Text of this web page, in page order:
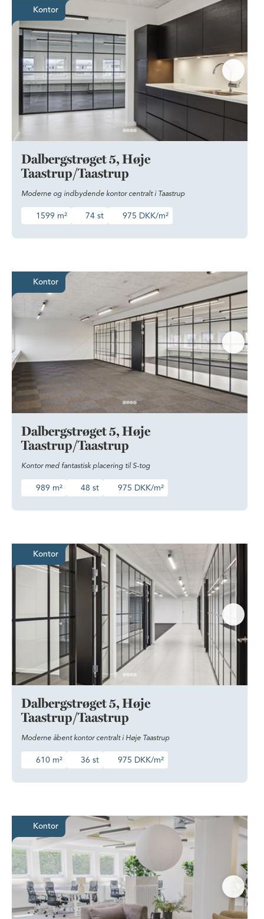
Moderne og indbydende kontor
Kontor
Dalbergstrøget 5, Høje
Taastrup/Taastrup
Moderne og indbydende kontor centralt i Taastrup
1599 m² 74 st 975 DKK/m²
Kontor med fantastisk placering
Kontor
Dalbergstrøget 5, Høje
Taastrup/Taastrup
Kontor med fantastisk placering til S-tog
989 m² 48 st 975 DKK/m²
Moderne åbent kontor centralt i
Kontor
Dalbergstrøget 5, Høje
Taastrup/Taastrup
Moderne åbent kontor centralt i Høje Taastrup
610 m² 36 st 975 DKK/m²
Nyrenoveret multibrugerhus med
Kontor